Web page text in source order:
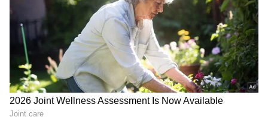
సెప్టెంబర్‌లో ఫుల్ బిజీ.. ఏషియన్ గేమ్స్‌లో గోల్డ్ మెడల్
టార్గెట్
సెప్టెంబర్ నెల అయితే క్రికెట్ అవర్స్ కు పూనకాలే. సెప్టెంబర్
1 నుంచి 13 వరకు బంగ్లాదేశ్ టూర్‌లో మూడు వన్డేలు,
మూడు టీ20లు ఆడతారు. ఆ వెంటనే యూఏఈ లో